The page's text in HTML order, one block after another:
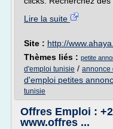
Lire la suite
Site : http://
Thèmes liés : petite
d'emploi tunisie / annonce
d'emploi petites
tunisie
Offres Emploi :
www.offres ...